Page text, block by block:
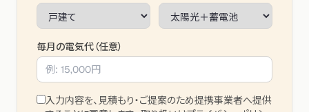
毎月の電気代（任意）
入力内容を、見積もり・ご提案のため提携事業者へ提供